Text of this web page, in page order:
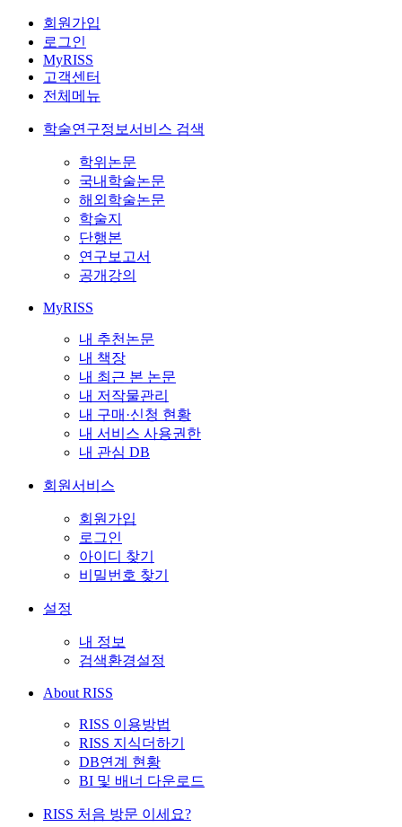
회원가입
로그인
MyRISS
고객센터
전체메뉴
학술연구정보서비스 검색
학위논문
국내학술논문
해외학술논문
학술지
단행본
연구보고서
공개강의
MyRISS
내 추천논문
내 책장
내 최근 본 논문
내 저작물관리
내 구매·신청 현황
내 서비스 사용권한
내 관심 DB
회원서비스
회원가입
로그인
아이디 찾기
비밀번호 찾기
설정
내 정보
검색환경설정
About RISS
RISS 이용방법
RISS 지식더하기
DB연계 현황
BI 및 배너 다운로드
RISS 처음 방문 이세요?